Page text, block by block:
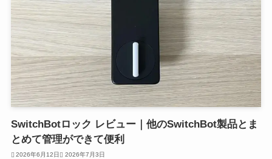
SwitchBotロック レビュー｜他のSwitchBot製品とま
とめて管理ができて便利
2026年6月12日 2026年7月3日